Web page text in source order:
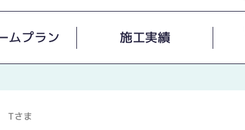
ムプラン 施工実績
Tさま